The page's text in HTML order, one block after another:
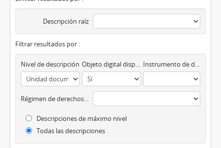
Descripción raíz
Filtrar resultados por :
Nivel de descripción Objeto digital disponibles Instrumento de descripción
Régimen de derechos de autor
Descripciones de máximo nivel
Todas las descripciones